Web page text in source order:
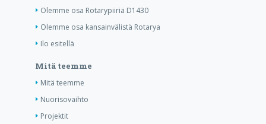
Olemme osa Rotarypiiriä D1430
Olemme osa kansainvälistä Rotarya
Ilo esitellä
Mitä teemme
Mitä teemme
Nuorisovaihto
Projektit